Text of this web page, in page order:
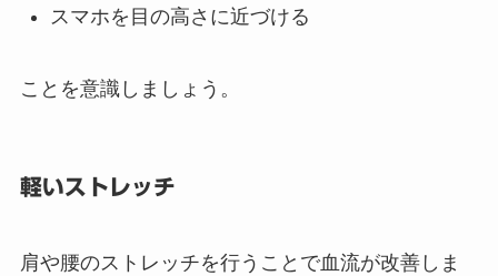
スマホを目の高さに近づける
ことを意識しましょう。
軽いストレッチ
肩や腰のストレッチを行うことで血流が改善しま